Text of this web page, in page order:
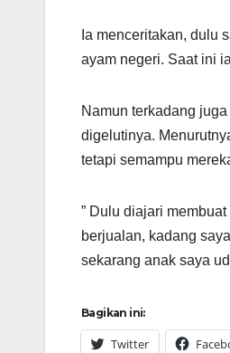
Ia menceritakan, dulu
ayam negeri. Saat ini
Namun terkadang
digelutinya.
tetapi semampu
” Dulu diajari
berjualan, kadang
sekarang anak saya
Bagikan ini:
Twitter